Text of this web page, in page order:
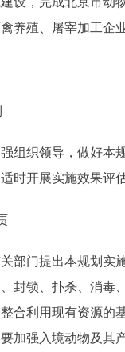
养殖、屠宰加工企
织领导，做好本规
时开展实施效果评
门提出本规划实施
封锁、扑杀、消毒
合利用现有资源的
加强入境动物及其